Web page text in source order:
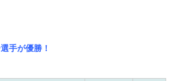
手が優勝！